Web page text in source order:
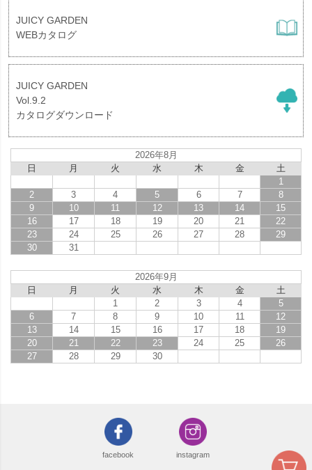
JUICY GARDEN
WEBカタログ
JUICY GARDEN
Vol.9.2
カタログダウンロード
2026年8月
日
月 火 水 木 金
土
1
2
3 4 5 6 7
8
9
10 11 12 13 14
15
16
17 18 19 20 21
22
23
24 25 26 27 28
29
30
31
2026年9月
日
月 火 水 木 金
土
1
2 3 4
5
6
7 8 9 10 11
12
13
14 15 16 17 18
19
20
21 22 23 24 25
26
27
28 29 30
facebook instagram